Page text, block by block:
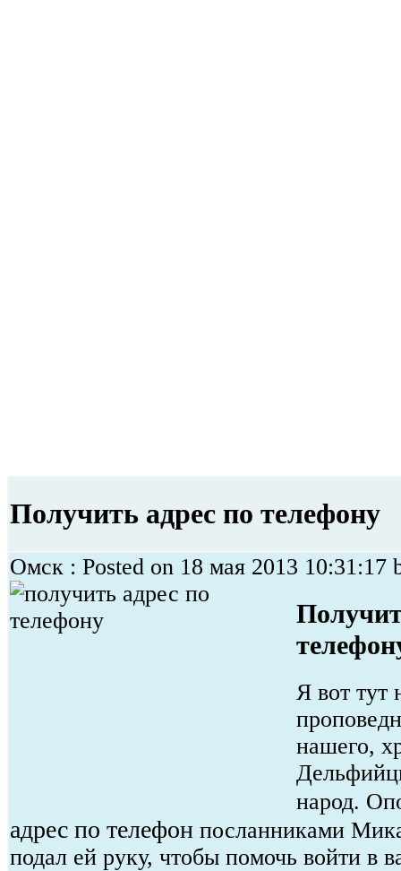
Получить адрес по телефону
Омск : Posted on 18 мая 2013 10:31:17
Я вот тут
нашего,
народ.
адрес по телефон посланниками
подал ей руку, чтобы помочь войти в